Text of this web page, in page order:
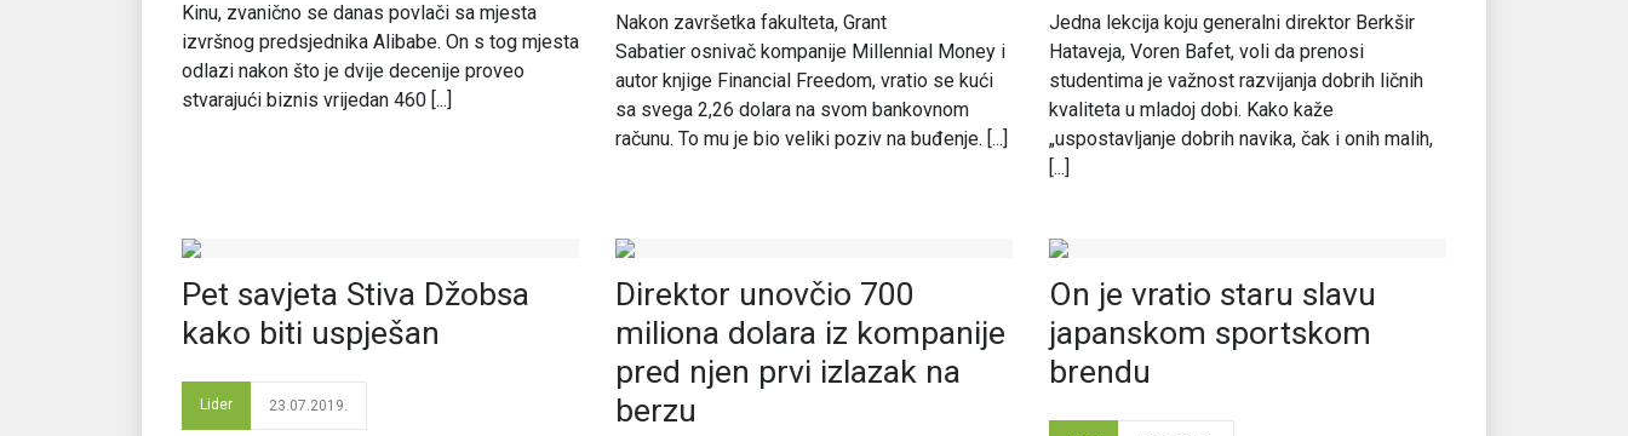
Kinu, zvanično se danas povlači sa mjesta
izvršnog predsjednika Alibabe. On s tog mjesta
odlazi nakon što je dvije decenije proveo
stvarajući biznis vrijedan 460 [...]
Nakon završetka fakulteta, Grant
Sabatier osnivač kompanije Millennial Money i
autor knjige Financial Freedom, vratio se kući
sa svega 2,26 dolara na svom bankovnom
računu. To mu je bio veliki poziv na buđenje. [...]
Jedna lekcija koju generalni direktor Berkšir
Hataveja, Voren Bafet, voli da prenosi
studentima je važnost razvijanja dobrih ličnih
kvaliteta u mladoj dobi. Kako kaže
„uspostavljanje dobrih navika, čak i onih malih,
[...]
Pet savjeta Stiva Džobsa
kako biti uspješan
Lider 23.07.2019.
Direktor unovčio 700
miliona dolara iz kompanije
pred njen prvi izlazak na
berzu
On je vratio staru slavu
japanskom sportskom
brendu